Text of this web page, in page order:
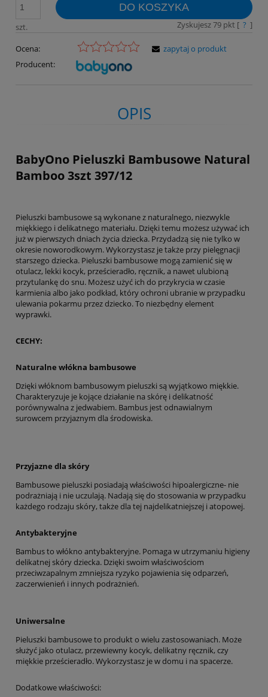
szt.
DO KOSZYKA
Zyskujesz79pkt [ ? ]
Ocena:
Producent:
zapytaj o produkt
OPIS
BabyOno Pieluszki Bambusowe Natural
Bamboo 3szt 397/12
Pieluszki bambusowe są wykonane z naturalnego, niezwykle
miękkiego i delikatnego materiału. Dzięki temu możesz używać ich
już w pierwszych dniach życia dziecka. Przydadzą się nie tylko w
okresie noworodkowym. Wykorzystasz je także przy pielęgnacji
starszego dziecka. Pieluszki bambusowe mogą zamienić się w
otulacz, lekki kocyk, prześcieradło, ręcznik, a nawet ulubioną
przytulankę do snu. Możesz użyć ich do przykrycia w czasie
karmienia albo jako podkład, który ochroni ubranie w przypadku
ulewania pokarmu przez dziecko. To niezbędny element
wyprawki.
CECHY:
Naturalne włókna bambusowe
Dzięki włóknom bambusowym pieluszki są wyjątkowo miękkie.
Charakteryzuje je kojące działanie na skórę i delikatność
porównywalna z jedwabiem. Bambus jest odnawialnym
surowcem przyjaznym dla środowiska.
Przyjazne dla skóry
Bambusowe pieluszki posiadają właściwości hipoalergiczne- nie
podrażniają i nie uczulają. Nadają się do stosowania w przypadku
każdego rodzaju skóry, także dla tej najdelikatniejszej i atopowej.
Antybakteryjne
Bambus to włókno antybakteryjne. Pomaga w utrzymaniu higieny
delikatnej skóry dziecka. Dzięki swoim właściwościom
przeciwzapalnym zmniejsza ryzyko pojawienia się odparzeń,
zaczerwienień i innych podrażnień.
Uniwersalne
Pieluszki bambusowe to produkt o wielu zastosowaniach. Może
służyć jako otulacz, przewiewny kocyk, delikatny ręcznik, czy
miękkie prześcieradło. Wykorzystasz je w domu i na spacerze.
Dodatkowe właściwości: